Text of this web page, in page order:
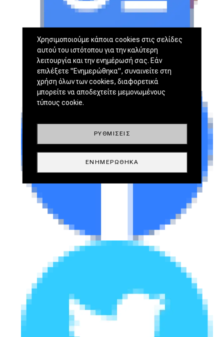
Χρησιμοποιούμε κάποια cookies στις σελίδες
αυτού του ιστότοπου για την καλύτερη
λειτουργία και την ενημέρωσή σας. Εάν
επιλέξετε "Ενημερώθηκα", συναινείτε στη
χρήση όλων των cookies, διαφορετικά
μπορείτε να αποδεχτείτε μεμονωμένους
τύπους cookie.
ΡΥΘΜΊΣΕΙΣ
ΕΝΗΜΕΡΏΘΗΚΑ